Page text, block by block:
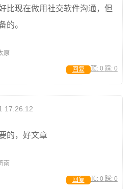
比现在做用社交软件沟通，但
的。
原
顶: 0 踩: 0
回复
17:26:12
的，好文章
南
顶: 0 踩: 0
回复